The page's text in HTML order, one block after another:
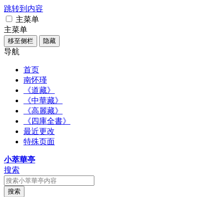
跳转到内容
主菜单
主菜单
移至侧栏 隐藏
导航
首页
南怀瑾
《道藏》
《中華藏》
《高麗藏》
《四庫全書》
最近更改
特殊页面
小萃華亭
搜索
搜索